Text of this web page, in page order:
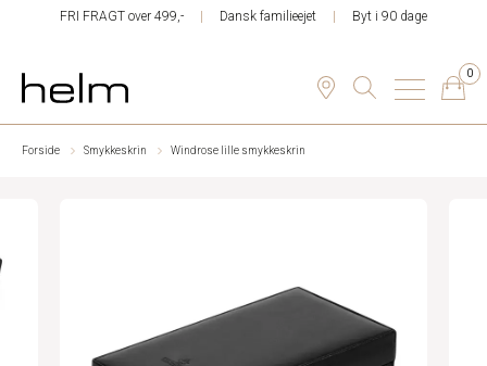
FRI FRAGT over 499,- Dansk familieejet Byt i 90 dage
0
Forside Smykkeskrin Windrose lille smykkeskrin